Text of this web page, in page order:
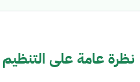
نظرة عامة على التنظيم